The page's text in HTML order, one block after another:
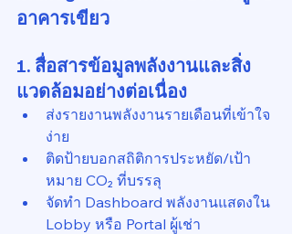
อาคารเขียว
1. สื่อสารข้อมูลพลังงานและสิ่ง
แวดล้อมอย่างต่อเนื่อง
ส่งรายงานพลังงานรายเดือนที่เข้าใจ
ง่าย
ติดป้ายบอกสถิติการประหยัด/เป้า
หมาย CO₂ ที่บรรลุ
จัดทำ Dashboard พลังงานแสดงใน
Lobby หรือ Portal ผู้เช่า